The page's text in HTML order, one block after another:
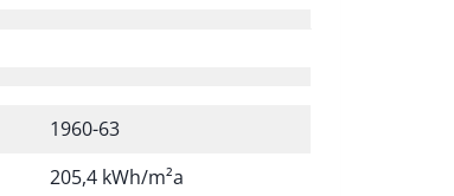
1960-63
205,4 kWh/m²a